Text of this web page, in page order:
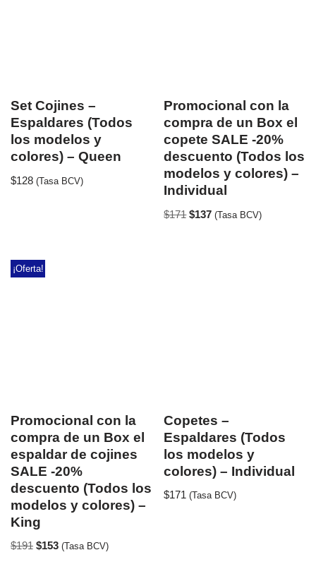
Set Cojines –
Espaldares (Todos
los modelos y
colores) – Queen
$128 (Tasa BCV)
Promocional con la
compra de un Box el
copete SALE -20%
descuento (Todos los
modelos y colores) –
Individual
$171 $137 (Tasa BCV)
¡Oferta!
Promocional con la
compra de un Box el
espaldar de cojines
SALE -20%
descuento (Todos los
modelos y colores) –
King
$191 $153 (Tasa BCV)
Copetes –
Espaldares (Todos
los modelos y
colores) – Individual
$171 (Tasa BCV)